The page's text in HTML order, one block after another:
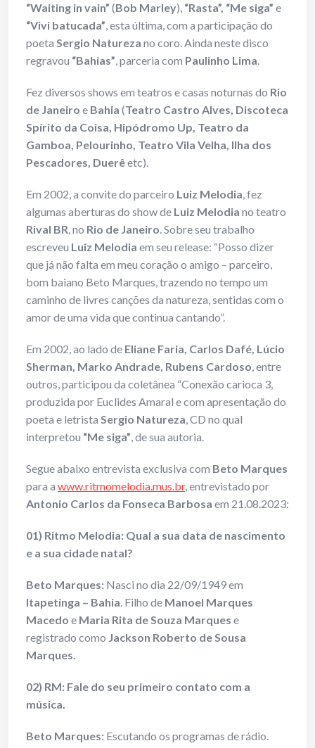
“Waiting in vain” (Bob Marley), “Rasta”, “Me siga” e
“Vivi batucada”, esta última, com a participação do
poeta Sergio Natureza no coro. Ainda neste disco
regravou “Bahias”, parceria com Paulinho Lima.
Fez diversos shows em teatros e casas noturnas do Rio
de Janeiro e Bahia (Teatro Castro Alves, Discoteca
Spírito da Coisa, Hipódromo Up, Teatro da
Gamboa, Pelourinho, Teatro Vila Velha, Ilha dos
Pescadores, Duerêetc).
Em 2002, a convite do parceiro Luiz Melodia, fez
algumas aberturas do show de Luiz Melodia no teatro
Rival BR, no Rio de Janeiro. Sobre seu trabalho
escreveu Luiz Melodia em seu release: “Posso dizer
que já não falta em meu coração o amigo – parceiro,
bom baiano Beto Marques, trazendo no tempo um
caminho de livres canções da natureza, sentidas com o
amor de uma vida que continua cantando”.
Em 2002, ao lado de Eliane Faria, Carlos Dafé, Lúcio
Sherman, Marko Andrade, Rubens Cardoso, entre
outros, participou da coletânea “Conexão carioca 3,
produzida por Euclides Amaral e com apresentação do
poeta e letrista Sergio Natureza, CD no qual
interpretou “Me siga”, de sua autoria.
Segue abaixo entrevista exclusiva com Beto Marques
para a www.ritmomelodia.mus.br, entrevistado por
Antonio Carlos da Fonseca Barbosa em 21.08.2023:
01) Ritmo Melodia: Qual a sua data de nascimento
e a sua cidade natal?
Beto Marques: Nasci no dia 22/09/1949 em
Itapetinga – Bahia. Filho de Manoel Marques
Macedo e Maria Rita de Souza Marques e
registrado como Jackson Roberto de Sousa
Marques.
02) RM: Fale do seu primeiro contato com a
música.
Beto Marques: Escutando os programas de rádio.